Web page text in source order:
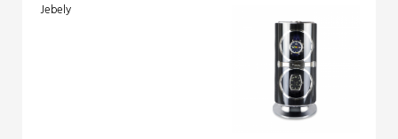
Jebely